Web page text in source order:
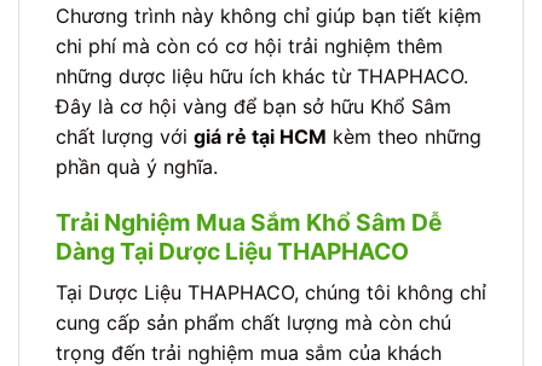
Chương trình này không chỉ giúp bạn tiết kiệm
chi phí mà còn có cơ hội trải nghiệm thêm
những dược liệu hữu ích khác từ THAPHACO.
Đây là cơ hội vàng để bạn sở hữu Khổ Sâm
chất lượng với giá rẻ tại HCM kèm theo những
phần quà ý nghĩa.
Trải Nghiệm Mua Sắm Khổ Sâm Dễ
Dàng Tại Dược Liệu THAPHACO
Tại Dược Liệu THAPHACO, chúng tôi không chỉ
cung cấp sản phẩm chất lượng mà còn chú
trọng đến trải nghiệm mua sắm của khách